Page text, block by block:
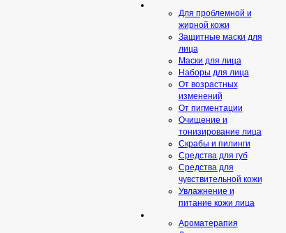
Для проблемной и
жирной кожи
Защитные маски для
лица
Маски для лица
Наборы для лица
От возрастных
изменений
От пигментации
Очищение и
тонизирование лица
Скрабы и пилинги
Средcтва для губ
Средства для
чувствительной кожи
Увлажнение и
питание кожи лица
Ароматерапия